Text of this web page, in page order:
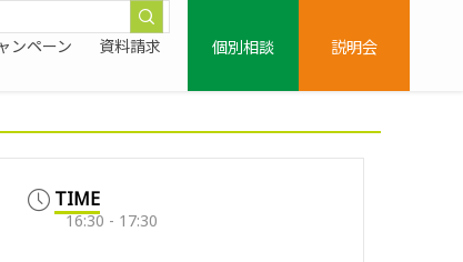
ンペーン 資料請求
個別相談
説明会
TIME
16:30 - 17:30